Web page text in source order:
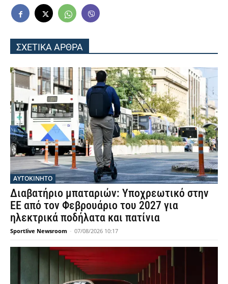
ΣΧΕΤΙΚΑ ΑΡΘΡΑ
ΑΥΤΟΚΙΝΗΤΟ
Διαβατήριο μπαταριών: Υποχρεωτικό στην
ΕΕ από τον Φεβρουάριο του 2027 για
ηλεκτρικά ποδήλατα και πατίνια
Sportlive Newsroom - 07/08/2026 10:17